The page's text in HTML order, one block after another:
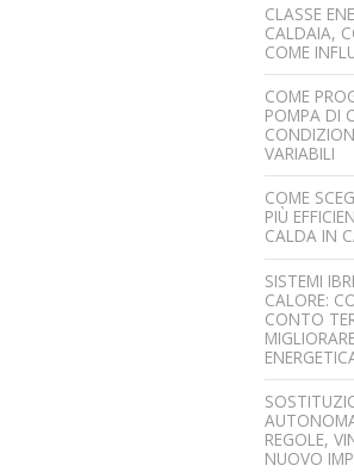
CLASSE
CALDAIA,
COME
COME
POMPA DI
VARIABILI
COME
PIÙ
CALDA IN
SISTEMI
CALORE:
CONTO
REGOLE,
NUOVO